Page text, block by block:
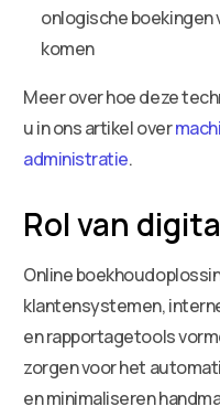
onlogische
komen
Meer over hoe deze
u in ons artikel over
administratie.
Rol van
Online
klantensystemen,
en rapportagetools
zorgen voor het
en minimaliseren